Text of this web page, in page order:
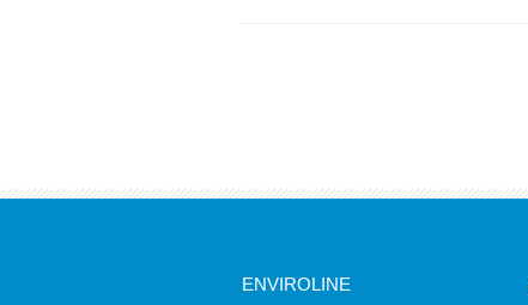
ENVIROLINE